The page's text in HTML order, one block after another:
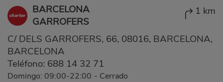
BARCELONA
GARROFERS
1 km
C/ DELS GARROFERS, 66, 08016, BARCELONA,
BARCELONA
Teléfono: 688 14 32 71
Domingo: 09:00-22:00 - Cerrado